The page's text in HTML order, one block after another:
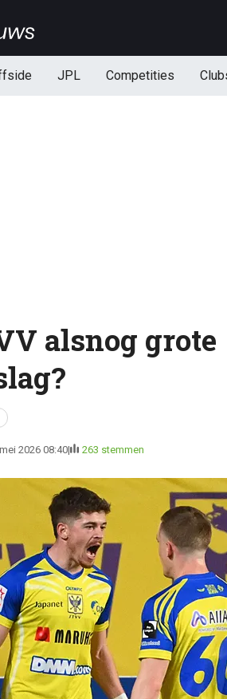
JPL Competities
alsnog grote
2026 08:40 263 stemmen